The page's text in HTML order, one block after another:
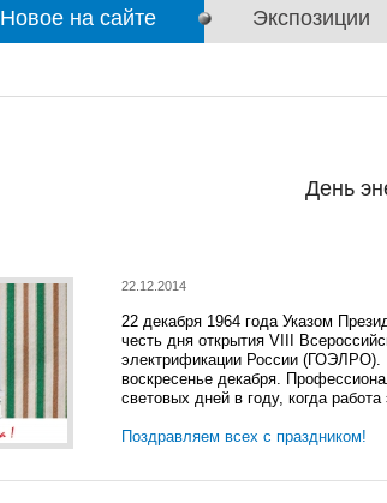
Новое на сайте Экспозиции
День
22.12.2014
22 декабря 1964 года Указом
честь дня открытия VIII
электрификации России (ГОЭЛРО).
воскресенье декабря.
световых дней в году, когда
Поздравляем всех с праздником!